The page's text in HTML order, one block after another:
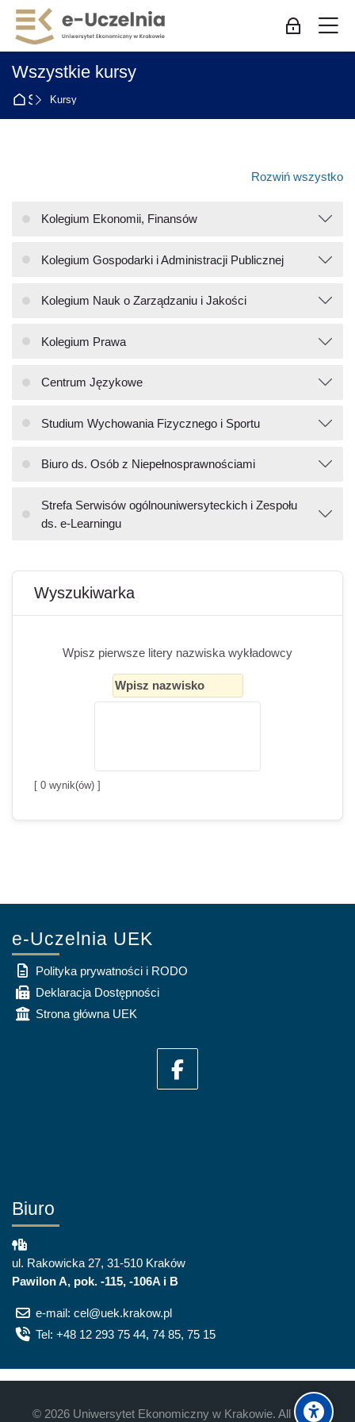
Skip to navigation
Skip to login form
Przejdź do głównej zawartości
Skip to accessibility options
Skip to footer
Skip accessibility options
Zaloguj
Wszystkie kursy
Strona główna
Kursy
Rozwiń wszystko
Kolegium Ekonomii, Finansów
Kolegium Gospodarki i Administracji Publicznej
Kolegium Nauk o Zarządzaniu i Jakości
Kolegium Prawa
Centrum Językowe
Studium Wychowania Fizycznego i Sportu
Biuro ds. Osób z Niepełnosprawnościami
Strefa Serwisów ogólnouniwersyteckich i Zespołu
ds. e-Learningu
Bloki
Wyszukiwarka
Wpisz pierwsze litery nazwiska wykładowcy
[ 0 wynik(ów) ]
e-Uczelnia UEK
Polityka prywatności i RODO
Deklaracja Dostępności
Strona główna UEK
Biuro
ul. Rakowicka 27, 31-510 Kraków
Pawilon A, pok. -115, -106A i B
e-mail: cel@uek.krakow.pl
Tel: +48 12 293 75 44, 74 85, 75 15
© 2026 Uniwersytet Ekonomiczny w Krakowie. All rights